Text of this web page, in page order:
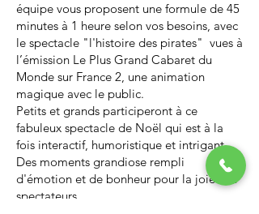
équipe vous proposent une formule de 45
minutes à 1 heure selon vos besoins, avec
le spectacle "l'histoire des pirates" vues à
l’émission Le Plus Grand Cabaret du
Monde sur France 2, une animation
magique avec le public.
Petits et grands participeront à ce
fabuleux spectacle de Noël qui est à la
fois interactif, humoristique et intrigant.
Des moments grandiose rempli
d'émotion et de bonheur pour la joie des
spectateurs.